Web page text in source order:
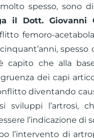
spesso, sono
il Dott. Giovanni
femoro-
spesso
capito che alla
dei capi
diventando
sviluppi l’artrosi,
l’indicazione di
l’intervento di